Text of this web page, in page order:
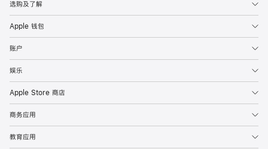
选购及了解
Apple 钱包
账户
娱乐
Apple Store 商店
商务应用
教育应用